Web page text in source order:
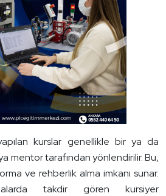
kurslar genellikle bir ya da
mentor tarafından yönlendirilir. Bu,
ve rehberlik alma imkanı sunar.
takdir gören kursiyer